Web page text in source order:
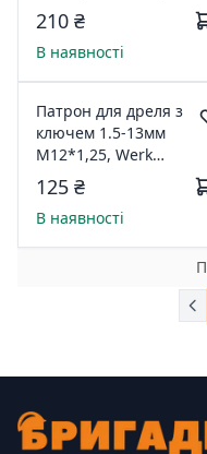
210 ₴
В наявності
Патрон для дреля з
ключем 1.5-13мм
М12*1,25, Werk
(WE110016)
125 ₴
В наявності